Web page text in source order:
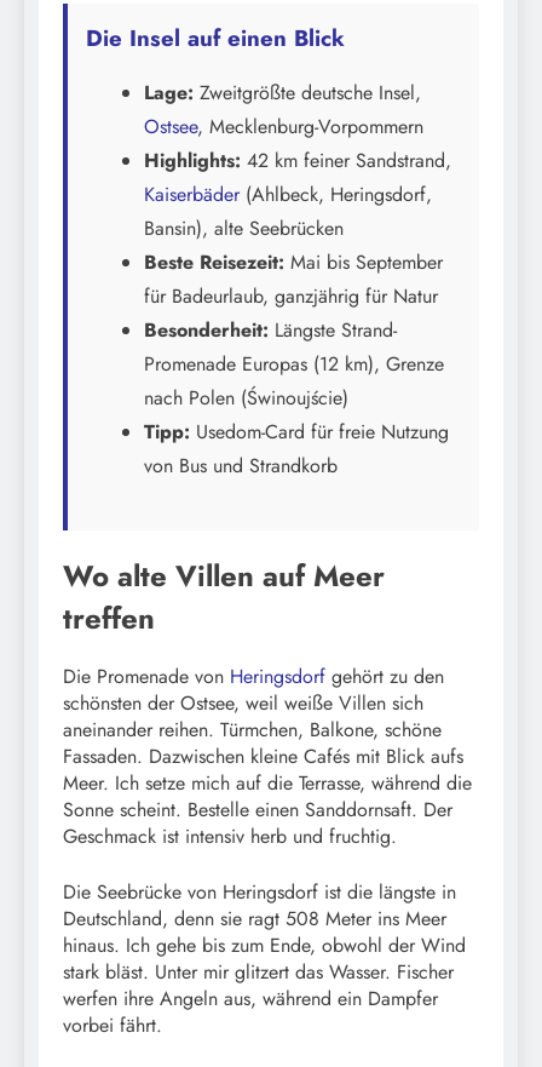
Die Insel auf einen Blick
Lage: Zweitgrößte deutsche Insel,
Ostsee, Mecklenburg-Vorpommern
Highlights: 42 km feiner Sandstrand,
Kaiserbäder(Ahlbeck, Heringsdorf,
Bansin), alte Seebrücken
Beste Reisezeit: Mai bis September
für Badeurlaub, ganzjährig für Natur
Besonderheit: Längste Strand-
Promenade Europas (12 km), Grenze
nach Polen (Świnoujście)
Tipp: Usedom-Card für freie Nutzung
von Bus und Strandkorb
Wo alte Villen auf Meer
treffen
Die Promenade von Heringsdorf gehört zu den
schönsten der Ostsee, weil weiße Villen sich
aneinander reihen. Türmchen, Balkone, schöne
Fassaden. Dazwischen kleine Cafés mit Blick aufs
Meer. Ich setze mich auf die Terrasse, während die
Sonne scheint. Bestelle einen Sanddornsaft. Der
Geschmack ist intensiv herb und fruchtig.
Die Seebrücke von Heringsdorf ist die längste in
Deutschland, denn sie ragt 508 Meter ins Meer
hinaus. Ich gehe bis zum Ende, obwohl der Wind
stark bläst. Unter mir glitzert das Wasser. Fischer
werfen ihre Angeln aus, während ein Dampfer
vorbei fährt.